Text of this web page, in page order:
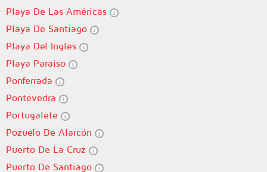
Playa De Las Américas
Playa De Santiago
Playa Del Ingles
Playa Paraiso
Ponferrada
Pontevedra
Portugalete
Pozuelo De Alarcón
Puerto De La Cruz
Puerto De Santiago